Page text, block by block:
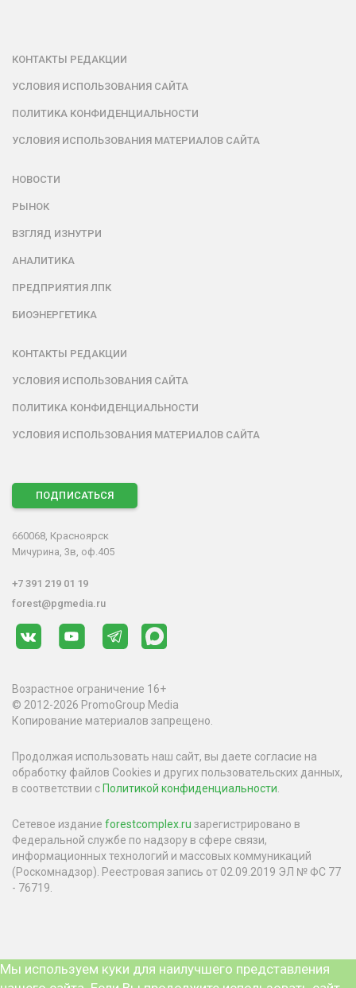
КОНТАКТЫ РЕДАКЦИИ
УСЛОВИЯ ИСПОЛЬЗОВАНИЯ САЙТА
ПОЛИТИКА КОНФИДЕНЦИАЛЬНОСТИ
УСЛОВИЯ ИСПОЛЬЗОВАНИЯ МАТЕРИАЛОВ САЙТА
НОВОСТИ
РЫНОК
ВЗГЛЯД ИЗНУТРИ
АНАЛИТИКА
ПРЕДПРИЯТИЯ ЛПК
БИОЭНЕРГЕТИКА
КОНТАКТЫ РЕДАКЦИИ
УСЛОВИЯ ИСПОЛЬЗОВАНИЯ САЙТА
ПОЛИТИКА КОНФИДЕНЦИАЛЬНОСТИ
УСЛОВИЯ ИСПОЛЬЗОВАНИЯ МАТЕРИАЛОВ САЙТА
ПОДПИСАТЬСЯ
660068, Красноярск
Мичурина, 3в, оф.405
+7 391 219 01 19
forest@pgmedia.ru
Возрастное ограничение 16+
© 2012-2026 PromoGroup Media
Копирование материалов запрещено.
Продолжая использовать наш сайт, вы даете согласие на
обработку файлов Cookies и других пользовательских данных,
в соответствии с Политикой конфиденциальности.
Сетевое издание forestcomplex.ru зарегистрировано в
Федеральной службе по надзору в сфере связи,
информационных технологий и массовых коммуникаций
(Роскомнадзор). Реестровая запись от 02.09.2019 ЭЛ № ФС 77
- 76719.
Мы используем куки для наилучшего представления